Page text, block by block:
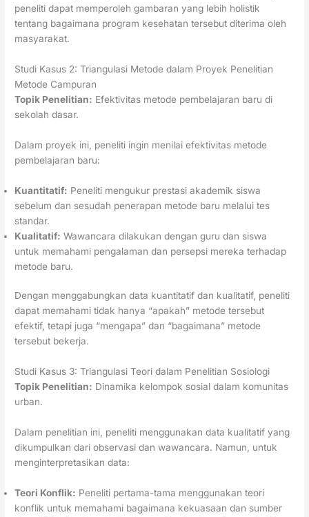
peneliti dapat memperoleh gambaran yang lebih holistik
tentang bagaimana program kesehatan tersebut diterima oleh
masyarakat.
Studi Kasus 2: Triangulasi Metode dalam Proyek Penelitian
Metode Campuran
Topik Penelitian: Efektivitas metode pembelajaran baru di
sekolah dasar.
Dalam proyek ini, peneliti ingin menilai efektivitas metode
pembelajaran baru:
Kuantitatif: Peneliti mengukur prestasi akademik siswa
sebelum dan sesudah penerapan metode baru melalui tes
standar.
Kualitatif: Wawancara dilakukan dengan guru dan siswa
untuk memahami pengalaman dan persepsi mereka terhadap
metode baru.
Dengan menggabungkan data kuantitatif dan kualitatif, peneliti
dapat memahami tidak hanya “apakah” metode tersebut
efektif, tetapi juga “mengapa” dan “bagaimana” metode
tersebut bekerja.
Studi Kasus 3: Triangulasi Teori dalam Penelitian Sosiologi
Topik Penelitian: Dinamika kelompok sosial dalam komunitas
urban.
Dalam penelitian ini, peneliti menggunakan data kualitatif yang
dikumpulkan dari observasi dan wawancara. Namun, untuk
menginterpretasikan data:
Teori Konflik: Peneliti pertama-tama menggunakan teori
konflik untuk memahami bagaimana kekuasaan dan sumber